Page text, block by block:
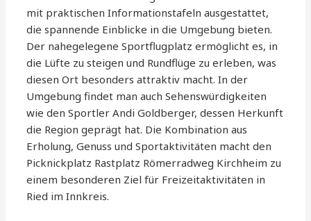
mit praktischen Informationstafeln ausgestattet,
die spannende Einblicke in die Umgebung bieten.
Der nahegelegene Sportflugplatz ermöglicht es, in
die Lüfte zu steigen und Rundflüge zu erleben, was
diesen Ort besonders attraktiv macht. In der
Umgebung findet man auch Sehenswürdigkeiten
wie den Sportler Andi Goldberger, dessen Herkunft
die Region geprägt hat. Die Kombination aus
Erholung, Genuss und Sportaktivitäten macht den
Picknickplatz Rastplatz Römerradweg Kirchheim zu
einem besonderen Ziel für Freizeitaktivitäten in
Ried im Innkreis.